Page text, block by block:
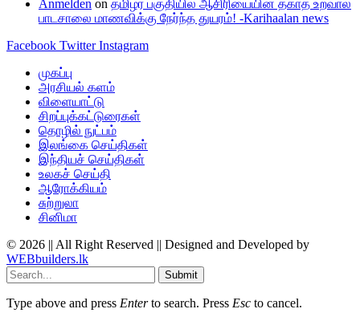
Anmelden on தமிழர் பகுதியில் ஆசிரியையின் தகாத உறவால்
பாடசாலை மாணவிக்கு நேர்ந்த துயரம்! -Karihaalan news
Facebook Twitter Instagram
முகப்பு
அரசியல் களம்
விளையாட்டு
சிறப்புக்கட்டுரைகள்
தொழில் நுட்பம்
இலங்கை செய்திகள்
இந்தியச் செய்திகள்
உலகச் செய்தி
ஆரோக்கியம்
சுற்றுலா
சினிமா
© 2026 || All Right Reserved || Designed and Developed by
WEBbuilders.lk
Submit
Type above and press Enterto search. Press Esc to cancel.